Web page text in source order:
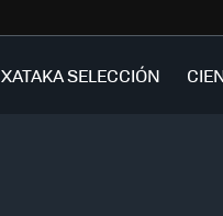
XATAKA SELECCIÓN